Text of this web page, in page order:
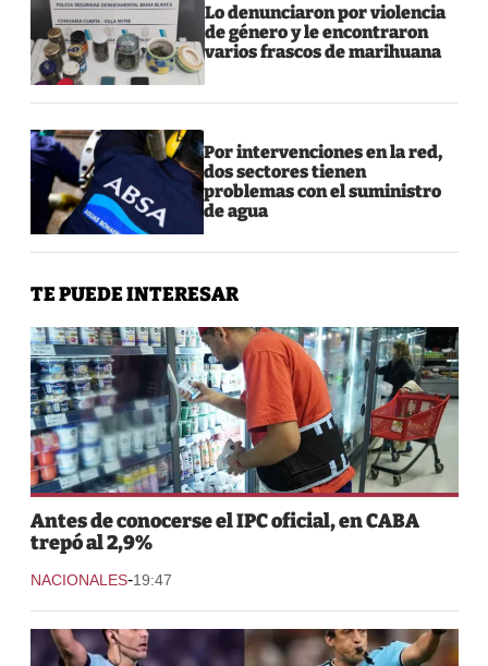
Lo denunciaron por violencia
de género y le encontraron
varios frascos de marihuana
Por intervenciones en la red,
dos sectores tienen
problemas con el suministro
de agua
TE PUEDE INTERESAR
Antes de conocerse el IPC oficial, en CABA
trepó al 2,9%
NACIONALES-19:47